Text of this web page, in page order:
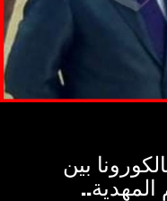
بين
المهدية..